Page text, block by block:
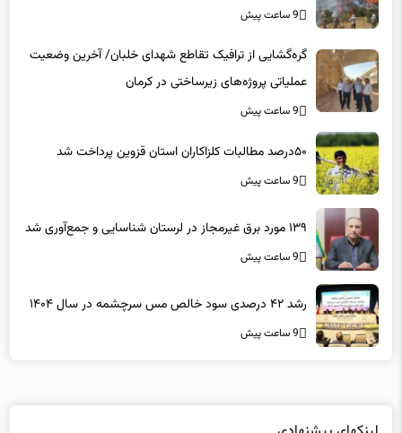
9 ساعت پیش
گره‌گشایی از ترافیک تقاطع شهدای خلبان/ آخرین وضعیت
عملیاتی پروژه‌های زیرساختی در کرمان
9 ساعت پیش
۵۰درصد مطالبات کلزاکاران استان قزوین پرداخت شد
9 ساعت پیش
۱۳۹ مورد برق غیرمجاز در لرستان شناسایی و جمع‌آوری شد
9 ساعت پیش
رشد ۴۲ درصدی سود خالص مس سرچشمه در سال ۱۴۰۴
9 ساعت پیش